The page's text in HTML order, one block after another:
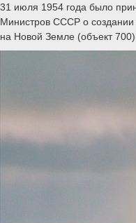
31 июля 1954 года было
Министров СССР о создании
на Новой Земле (объект 700).